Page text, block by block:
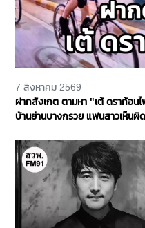
7 สิงหาคม 2569
ฝากสังเกต ตามหา "เต้ ดราก้อน
บ้านย่านบางกรวย แฟนสาวเห็นผิ